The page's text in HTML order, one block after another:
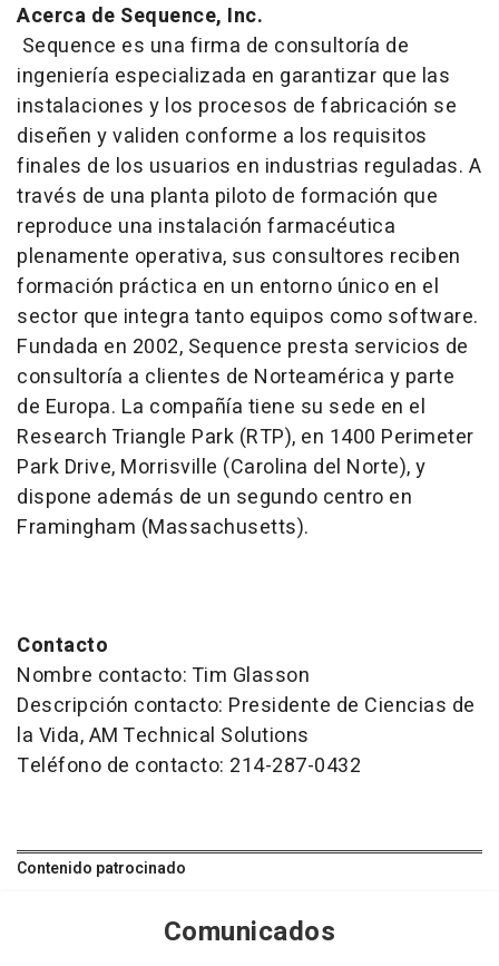
Acerca de Sequence, Inc.
Sequence es una firma de consultoría de
ingeniería especializada en garantizar que las
instalaciones y los procesos de fabricación se
diseñen y validen conforme a los requisitos
finales de los usuarios en industrias reguladas. A
través de una planta piloto de formación que
reproduce una instalación farmacéutica
plenamente operativa, sus consultores reciben
formación práctica en un entorno único en el
sector que integra tanto equipos como software.
Fundada en 2002, Sequence presta servicios de
consultoría a clientes de Norteamérica y parte
de Europa. La compañía tiene su sede en el
Research Triangle Park (RTP), en 1400 Perimeter
Park Drive, Morrisville (Carolina del Norte), y
dispone además de un segundo centro en
Framingham (Massachusetts).
Contacto
Nombre contacto: Tim Glasson
Descripción contacto: Presidente de Ciencias de
la Vida, AM Technical Solutions
Teléfono de contacto: 214-287-0432
Contenido patrocinado
Comunicados